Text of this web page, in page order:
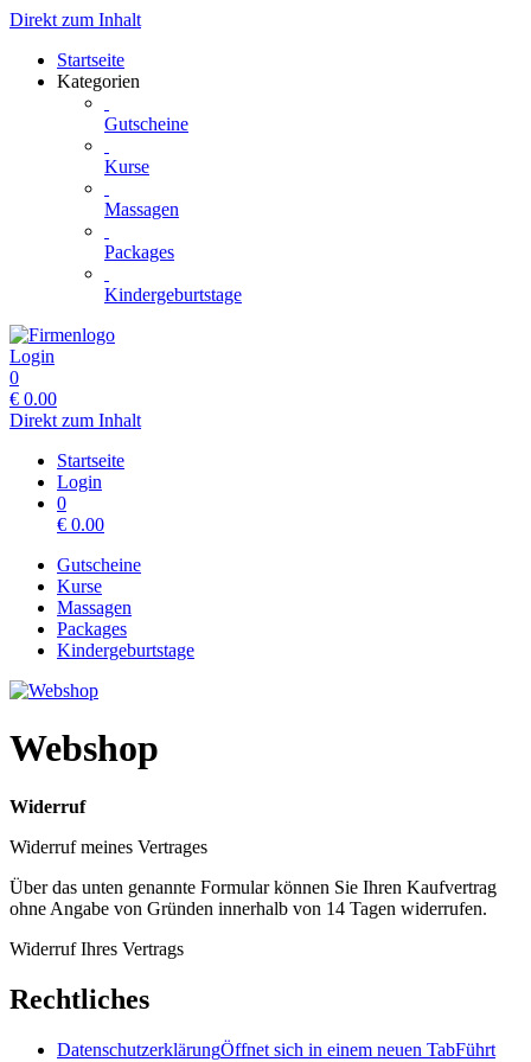
Direkt zum Inhalt
Startseite
Kategorien
Gutscheine
Kurse
Massagen
Packages
Kindergeburtstage
Login
0
€ 0.00
Direkt zum Inhalt
Startseite
Login
0
€ 0.00
Gutscheine
Kurse
Massagen
Packages
Kindergeburtstage
Webshop
Widerruf
Widerruf meines Vertrages
Über das unten genannte Formular können Sie Ihren Kaufvertrag
ohne Angabe von Gründen innerhalb von 14 Tagen widerrufen.
Widerruf Ihres Vertrags
Rechtliches
DatenschutzerklärungÖffnet sich in einem neuen TabFührt